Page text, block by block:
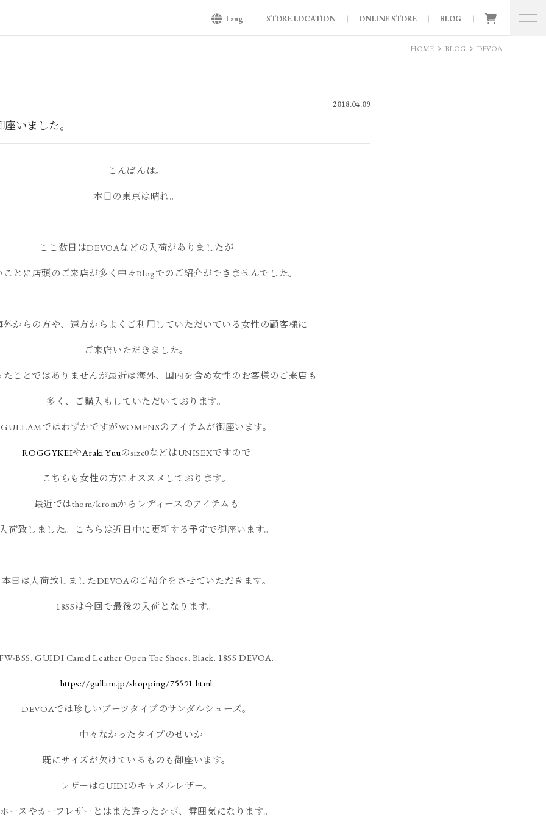
Lang STORE LOCATION ONLINE STORE BLOG
HOME BLOG DEVOA
2018.04.09
いました。
こんばんは。
本日の東京は晴れ。
ここ数日はDEVOAなどの入荷がありましたが
ことに店頭のご来店が多く中々Blogでのご紹介ができませんでした。
外からの方や、遠方からよくご利用していただいている女性の顧客様に
ご来店いただきました。
たことではありませんが最近は海外、国内を含め女性のお客様のご来店も
多く、ご購入もしていただいております。
GULLAMではわずかですがWOMENSのアイテムが御座います。
ROGGYKEIやAraki Yuuのsize0などはUNISEXですので
こちらも女性の方にオススメしております。
最近ではthom/kromからレディースのアイテムも
入荷致しました。こちらは近日中に更新する予定で御座います。
本日は入荷致しましたDEVOAのご紹介をさせていただきます。
18SSは今回で最後の入荷となります。
BSS. GUIDI Camel Leather Open Toe Shoes. Black. 18SS DEVOA.
https://gullam.jp/shopping/75591.html
DEVOAでは珍しいブーツタイプのサンダルシューズ。
中々なかったタイプのせいか
既にサイズが欠けているものも御座います。
レザーはGUIDIのキャメルレザー。
ホースやカーフレザーとはまた違ったシボ、雰囲気になります。